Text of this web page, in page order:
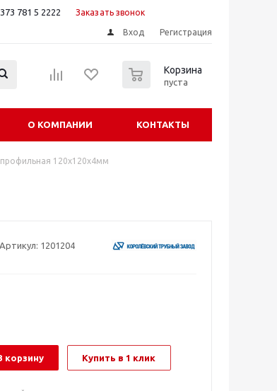
781 5 2222 Заказать звонок
Вход Регистрация
Корзина
пуста
О КОМПАНИИ КОНТАКТЫ
120х120х4мм
Артикул: 1201204
корзину Купить в 1 клик